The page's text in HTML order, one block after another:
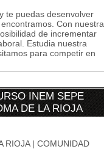
te puedas desenvolver
Con nuestra
de incrementar
Estudia nuestra
para competir en
INEM SEPE
DE LA RIOJA
RIOJA | COMUNIDAD